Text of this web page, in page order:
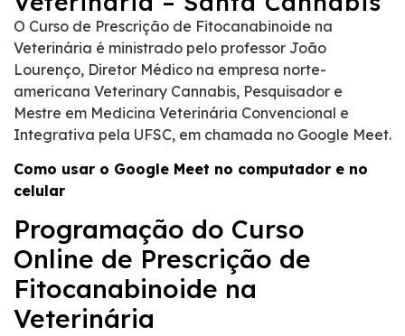
O Curso de Prescrição de Fitocanabinoide na
Veterinária é ministrado pelo professor João
Lourenço, Diretor Médico na empresa norte-
americana Veterinary Cannabis, Pesquisador e
Mestre em Medicina Veterinária Convencional e
Integrativa pela UFSC, em chamada no Google Meet.
Como usar o Google Meet no computador e no
celular
Programação do Curso
Online de Prescrição de
Fitocanabinoide na
Veterinária